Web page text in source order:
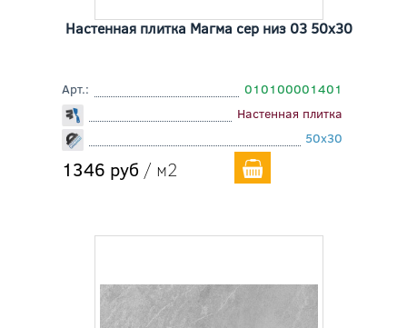
Настенная плитка Магма сер низ 03 50x30
Арт.:
010100001401
Настенная плитка
50x30
1346 руб / м2